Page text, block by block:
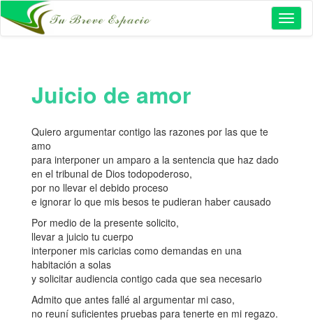
Juicio de amor
Quiero argumentar contigo las razones por las que te
amo
para interponer un amparo a la sentencia que haz dado
en el tribunal de Dios todopoderoso,
por no llevar el debido proceso
e ignorar lo que mis besos te pudieran haber causado
Por medio de la presente solicito,
llevar a juicio tu cuerpo
interponer mis caricias como demandas en una
habitación a solas
y solicitar audiencia contigo cada que sea necesario
Admito que antes fallé al argumentar mi caso,
no reuní suficientes pruebas para tenerte en mi regazo.